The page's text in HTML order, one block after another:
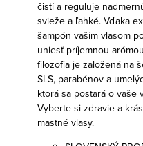
čistí a reguluje
svieže a ľahké. Vďaka
šampón vašim vlasom
uniesť príjemnou
filozofia je založená na
SLS, parabénov a
ktorá sa postará o vaše
Vyberte si zdravie a
mastné vlasy.